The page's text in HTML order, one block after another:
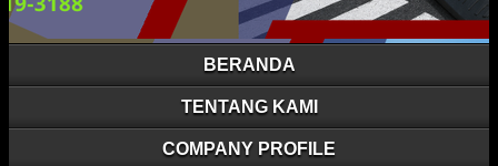
BERANDA
TENTANG KAMI
COMPANY PROFILE